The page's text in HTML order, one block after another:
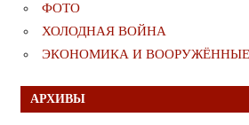
ФОТО
ХОЛОДНАЯ ВОЙНА
ЭКОНОМИКА И
АРХИВЫ